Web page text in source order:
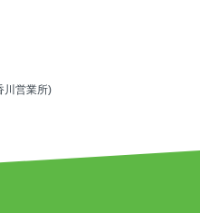
川営業所)